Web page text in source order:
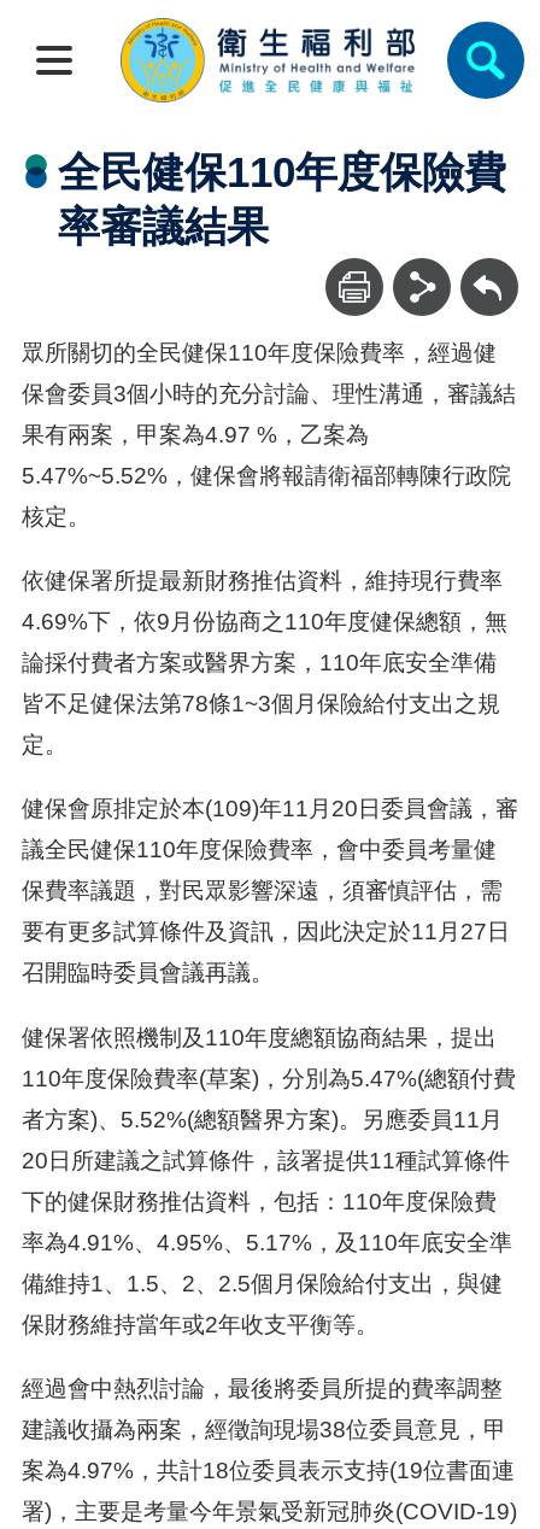
全民健保110年度保險費
率審議結果
回上一頁
眾所關切的全民健保110年度保險費率，經過健
保會委員3個小時的充分討論、理性溝通，審議結
果有兩案，甲案為4.97 %，乙案為
5.47%~5.52%，健保會將報請衛福部轉陳行政院
核定。
依健保署所提最新財務推估資料，維持現行費率
4.69%下，依9月份協商之110年度健保總額，無
論採付費者方案或醫界方案，110年底安全準備
皆不足健保法第78條1~3個月保險給付支出之規
定。
健保會原排定於本(109)年11月20日委員會議，審
議全民健保110年度保險費率，會中委員考量健
保費率議題，對民眾影響深遠，須審慎評估，需
要有更多試算條件及資訊，因此決定於11月27日
召開臨時委員會議再議。
健保署依照機制及110年度總額協商結果，提出
110年度保險費率(草案)，分別為5.47%(總額付費
者方案)、5.52%(總額醫界方案)。另應委員11月
20日所建議之試算條件，該署提供11種試算條件
下的健保財務推估資料，包括：110年度保險費
率為4.91%、4.95%、5.17%，及110年底安全準
備維持1、1.5、2、2.5個月保險給付支出，與健
保財務維持當年或2年收支平衡等。
經過會中熱烈討論，最後將委員所提的費率調整
建議收攝為兩案，經徵詢現場38位委員意見，甲
案為4.97%，共計18位委員表示支持(19位書面連
署)，主要是考量今年景氣受新冠肺炎(COVID-19)